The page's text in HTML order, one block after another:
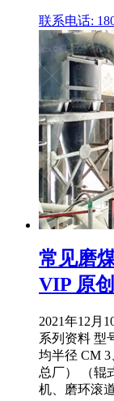
联系电话:
常见磨
VIP 原
2021年12月
系列资料 型
均半径 CM
总厂） （辊
机、磨环滚